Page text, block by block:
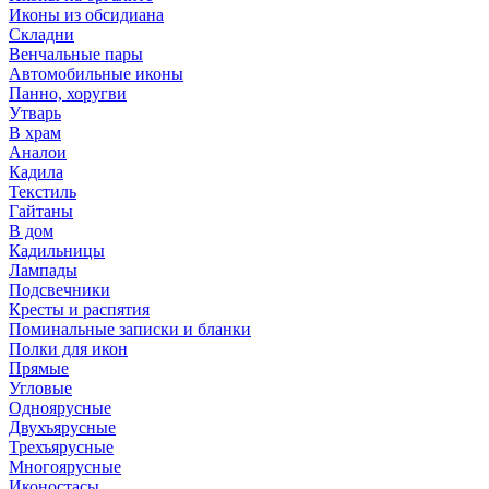
Иконы из обсидиана
Складни
Венчальные пары
Автомобильные иконы
Панно, хоругви
Утварь
В храм
Аналои
Кадила
Текстиль
Гайтаны
В дом
Кадильницы
Лампады
Подсвечники
Кресты и распятия
Поминальные записки и бланки
Полки для икон
Прямые
Угловые
Одноярусные
Двухъярусные
Трехъярусные
Многоярусные